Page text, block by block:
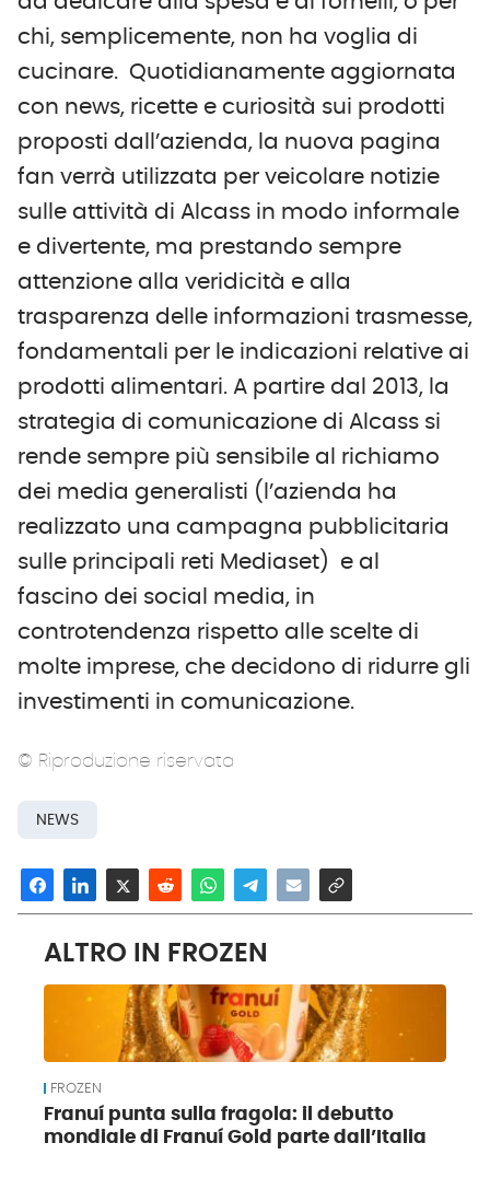
chi, semplicemente, non ha voglia di
cucinare. Quotidianamente aggiornata
con news, ricette e curiosità sui prodotti
proposti dall’azienda, la nuova pagina
fan verrà utilizzata per veicolare notizie
sulle attività di Alcass in modo informale
e divertente, ma prestando sempre
attenzione alla veridicità e alla
trasparenza delle informazioni trasmesse,
fondamentali per le indicazioni relative ai
prodotti alimentari. A partire dal 2013, la
strategia di comunicazione di Alcass si
rende sempre più sensibile al richiamo
dei media generalisti (l’azienda ha
realizzato una campagna pubblicitaria
sulle principali reti Mediaset) e al
fascino dei social media, in
controtendenza rispetto alle scelte di
molte imprese, che decidono di ridurre gli
investimenti in comunicazione.
© Riproduzione riservata
NEWS
ALTRO IN FROZEN
FROZEN
Franuí punta sulla fragola: il debutto
mondiale di Franuí Gold parte dall’Italia